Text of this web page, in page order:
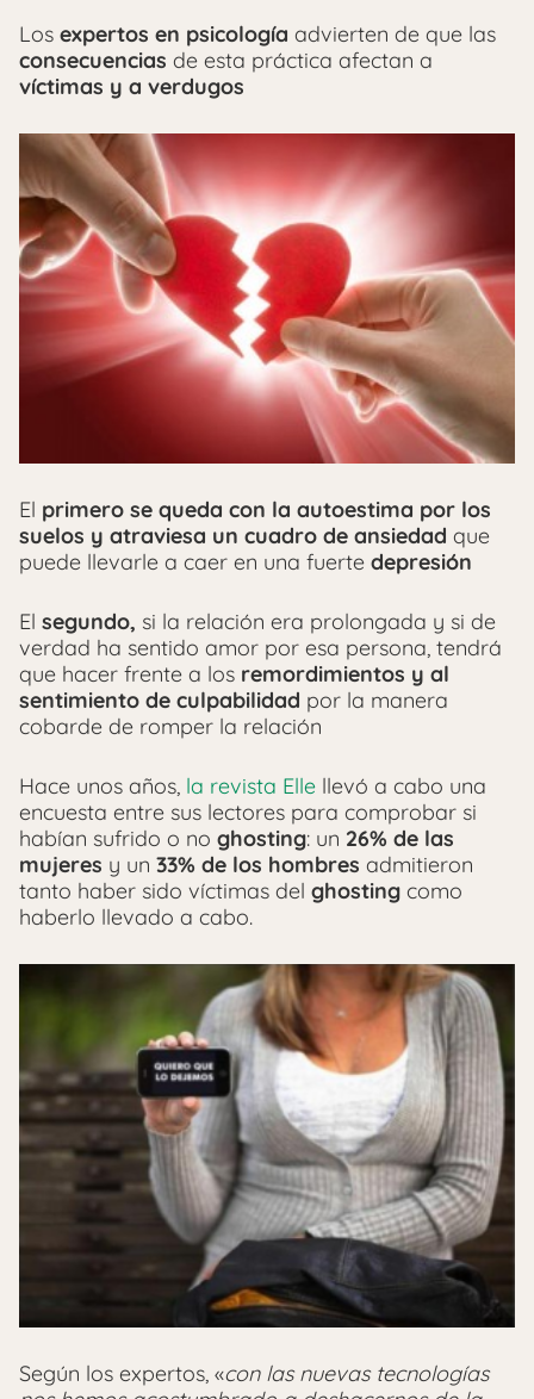
Los expertos en psicología advierten de que las
consecuencias de esta práctica afectan a
víctimas y a verdugos
El primero se queda con la autoestima por los
suelos y atraviesa un cuadro de ansiedad que
puede llevarle a caer en una fuerte depresión
El segundo, si la relación era prolongada y si de
verdad ha sentido amor por esa persona, tendrá
que hacer frente a los remordimientos y al
sentimiento de culpabilidad por la manera
cobarde de romper la relación
Hace unos años, la revista Elle llevó a cabo una
encuesta entre sus lectores para comprobar si
habían sufrido o no ghosting: un 26% de las
mujeres y un 33% de los hombres admitieron
tanto haber sido víctimas del ghosting como
haberlo llevado a cabo.
Según los expertos, «con las nuevas tecnologías